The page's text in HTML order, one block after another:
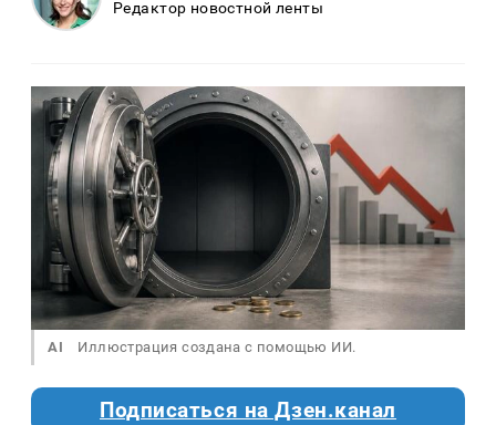
Редактор новостной ленты
AI Иллюстрация создана с помощью ИИ.
Подписаться на Дзен.канал